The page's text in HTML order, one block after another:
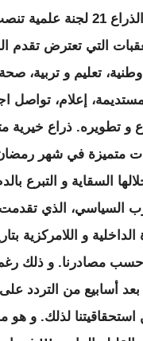
لهذا المشروع. تمثل
التي تعترض تقدم
تعليم و تربية،
إعلام، تواصل
و تطويره. ذراع
متميزة في شهر
و التبرع بالدم
السياسي، الذي
حسب مصادرنا. و ذلك
أسابيع من التردد
استحقاقيتنا لذلك. و